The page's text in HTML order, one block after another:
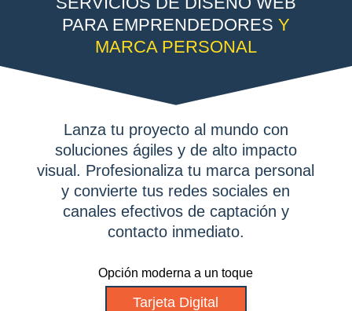
PARA EMPRENDEDORES Y
MARCA PERSONAL
Lanza tu proyecto al mundo con
soluciones ágiles y de alto impacto
visual. Profesionaliza tu marca personal
y convierte tus redes sociales en
canales efectivos de captación y
contacto inmediato.
Opción moderna a un toque
Tarjeta Digital